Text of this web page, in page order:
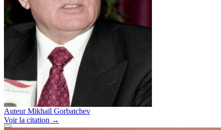
Auteur Mikhaïl Gorbatchev
Voirla citation →